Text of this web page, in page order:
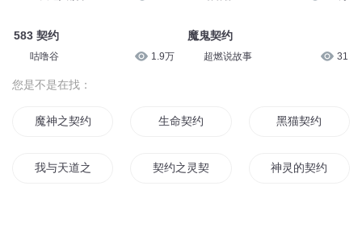
583 契约
咕噜谷 1.9万
魔鬼契约
超燃说故事 31
您是不是在找：
魔神之契约 生命契约 黑猫契约
我与天道之灵有个契约 契约之灵契 神灵的契约者